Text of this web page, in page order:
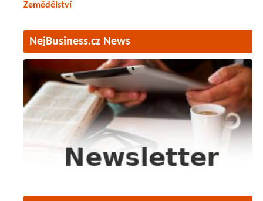
Zemědělství
NejBusiness.cz News